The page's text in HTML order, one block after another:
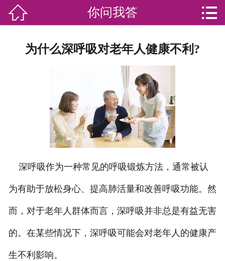
加盟苏家联
荣誉资质
家政资讯
你问我答
关于我们
联系我们
 你问我答 
为什么深呼吸对老年人健康不利?
深呼吸作为一种常见的呼吸锻炼方法，通常被认
为有助于放松身心、提高肺活量和改善呼吸功能。然
而，对于老年人群体而言，深呼吸并非总是有益无害
的。在某些情况下，深呼吸可能会对老年人的健康产
生不利影响。